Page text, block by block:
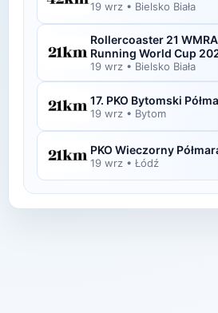
19 wrz • Bielsko Biała
Rollercoaster 21
Running World Cup
19 wrz • Bielsko Biała
17. PKO Bytomski
19 wrz • Bytom
PKO Wieczorny
19 wrz • Łódź